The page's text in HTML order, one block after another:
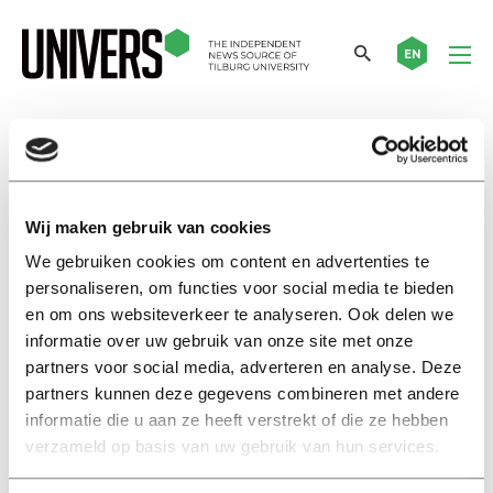
Wij maken gebruik van cookies
We gebruiken cookies om content en advertenties te
personaliseren, om functies voor social media te bieden
en om ons websiteverkeer te analyseren. Ook delen we
informatie over uw gebruik van onze site met onze
partners voor social media, adverteren en analyse. Deze
partners kunnen deze gegevens combineren met andere
informatie die u aan ze heeft verstrekt of die ze hebben
verzameld op basis van uw gebruik van hun services.
EN
high brow
Master’s thesis
Classical, country, or heavy
metal: ‘Educational level and
background influence your
cultural taste’
13 september 2023
Masterscriptie
Klassiek, country of heavy
metal: ‘Opleidingsniveau en